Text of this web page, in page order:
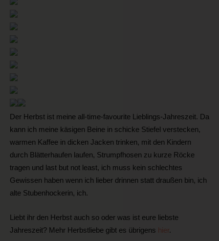
Der Herbst ist meine all-time-favourite Lieblings-Jahreszeit. Da
kann ich meine käsigen Beine in schicke Stiefel verstecken,
warmen Kaffee in dicken Jacken trinken, mit den Kindern
durch Blätterhaufen laufen, Strumpfhosen zu kurze Röcke
tragen und last but not least, ich muss kein schlechtes
Gewissen haben wenn ich lieber drinnen statt draußen bin, ich
alte Stubenhockerin, ich.
Liebt ihr den Herbst auch so oder was ist eure liebste
Jahreszeit? Mehr Herbstliebe gibt es übrigens hier.